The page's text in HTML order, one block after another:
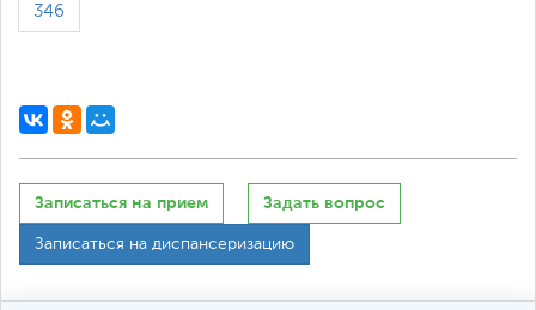
346
Записаться на прием Задать вопрос
Записаться на диспансеризацию